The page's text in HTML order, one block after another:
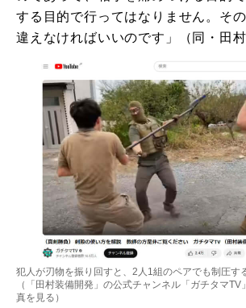
する目的で行ってはなりません。そ
違えなければいいのです」（同・田村
犯人が刃物を振り回すと、2人1組のペアでも制圧す
（「田村装備開発」の公式チャンネル「ガチタマTV
真を見る ）